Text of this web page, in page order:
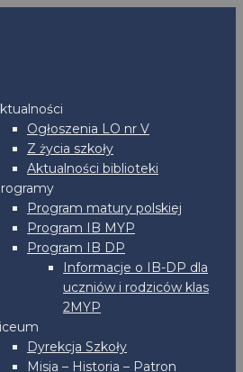
Ogłoszenia LO nr V
Z życia szkoły
Aktualności biblioteki
Program matury polskiej
Program IB MYP
Program IB DP
Informacje o IB-DP dla
uczniów i rodziców klas
2MYP
Dyrekcja Szkoły
Misja – Historia – Patron